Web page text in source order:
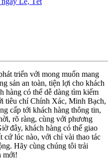
triển với mong muốn mang
sản an toàn, tiện lợi cho khách
hàng có thể dễ dàng tìm kiếm
tiêu chí Chính Xác, Minh Bạch,
cấp tới khách hàng thông tin,
rõ ràng, cùng với phương
đây, khách hàng có thể giao
cứ lúc nào, với chỉ vài thao tác
Hãy cùng chúng tôi trải
mới!